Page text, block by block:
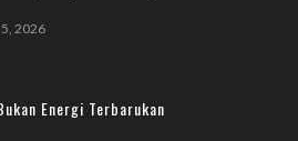
2026
Energi Terbarukan